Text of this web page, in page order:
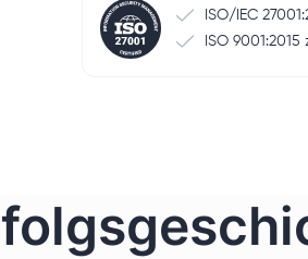
ISO/IEC
ISO